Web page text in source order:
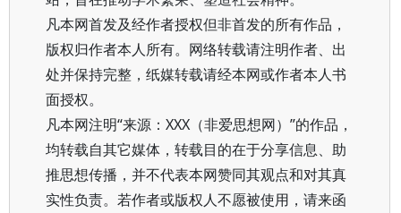
凡本网首发及经作者授权但非首发的所有作品，
版权归作者本人所有。网络转载请注明作者、出
处并保持完整，纸媒转载请经本网或作者本人书
面授权。
凡本网注明“来源：XXX（非爱思想网）”的作品，
均转载自其它媒体，转载目的在于分享信息、助
推思想传播，并不代表本网赞同其观点和对其真
实性负责。若作者或版权人不愿被使用，请来函